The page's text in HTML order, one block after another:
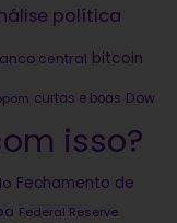
política
central bitcoin
curtas e boas Dow
isso?
Fechamento de
Federal Reserve